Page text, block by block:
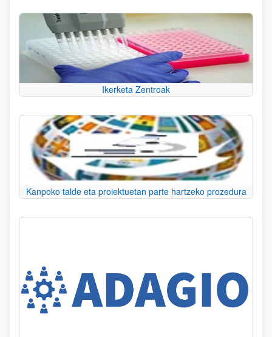
Ikerketa Zentroak
Kanpoko talde eta proiektuetan parte hartzeko prozedura